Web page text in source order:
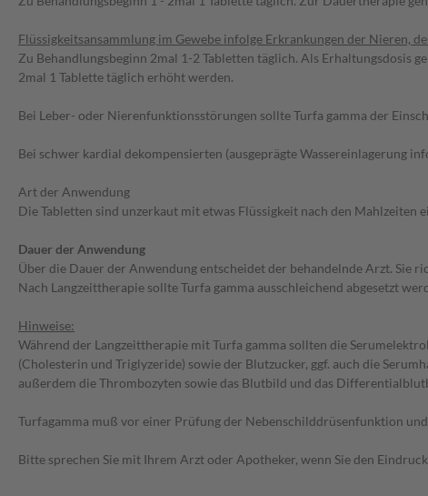
Flüssigkeitsansammlung im Gewebe infolge Erkrankungen der Nieren,
Zu Behandlungsbeginn 2mal 1-2 Tabletten täglich. Als Erhaltungsdosis
2mal 1 Tablette täglich erhöht werden.
Bei Leber- oder Nierenfunktionsstörungen sollte Turfa gamma der
Bei schwer kardial dekompensierten (ausgeprägte Wassereinlagerung
Art der Anwendung
Die Tabletten sind unzerkaut mit etwas Flüssigkeit nach den Mahlzeiten
Dauer der Anwendung
Über die Dauer der Anwendung entscheidet der behandelnde Arzt. Sie
Nach Langzeittherapie sollte Turfa gamma ausschleichend abgesetzt
Hinweise:
Während der Langzeittherapie mit Turfa gamma sollten die
(Cholesterin und Triglyzeride) sowie der Blutzucker, ggf. auch die
außerdem die Thrombozyten sowie das Blutbild und das
Turfagamma muß vor einer Prüfung der Nebenschilddrüsenfunktion
Bitte sprechen Sie mit Ihrem Arzt oder Apotheker, wenn Sie den